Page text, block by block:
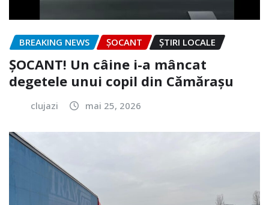
BREAKING NEWS ȘOCANT ȘTIRI LOCALE
ȘOCANT! Un câine i-a mâncat
degetele unui copil din Cămărașu
clujazi mai 25, 2026